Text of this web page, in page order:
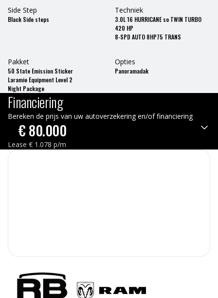
Side Step
Black Side steps
Techniek
3.0L 16 HURRICANE so TWIN TURBO
420 HP
8-SPD AUTO 8HP75 TRANS
Pakket
50 State Emission Sticker
Laramie Equipment Level 2
Night Package
Opties
Panoramadak
Financiering
Bereken de prijs van uw autoverzekering en/of financiering
€80.000
Lease € 1.078 p/m